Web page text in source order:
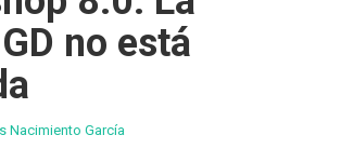
no está
Nacimiento García